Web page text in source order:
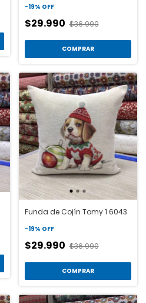
-19% OFF
$29.990 $36.990
COMPRAR
Funda de Cojín Tomy 1 6043
-19% OFF
$29.990 $36.990
COMPRAR